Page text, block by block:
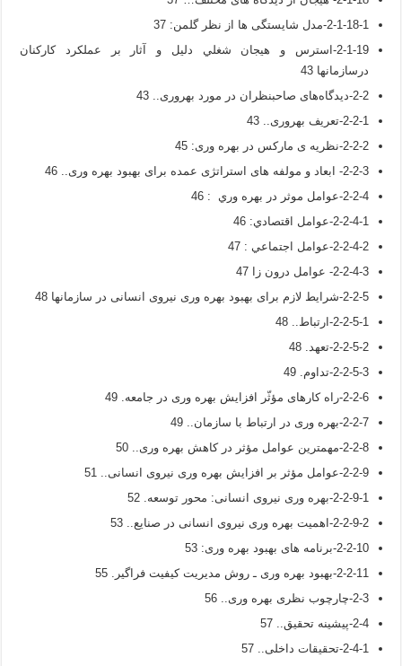
2-1-18-1-مدل شایستگی ها از نظر گلمن: 37
2-1-19-استرس و هیجان شغلي دليل و آثار بر عملكرد كاركنان
درسازمانها 43
2-2-دیدگاه‌های صاحبنظران در مورد بهروری.. 43
2-2-1-تعریف بهروری.. 43
2-2-2-نظریه ی مارکس در بهره وری: 45
2-2-3- ابعاد و مولفه های استراتژی عمده برای بهبود بهره وری.. 46
2-2-4-عوامل موثر در بهره وري : 46
2-2-4-1-عوامل اقتصادي: 46
2-2-4-2-عوامل اجتماعي : 47
2-2-4-3- عوامل درون زا 47
2-2-5-شرایط لازم برای بهبود بهره وری نیروی انسانی در سازمانها 48
2-2-5-1-ارتباط.. 48
2-2-5-2-تعهد. 48
2-2-5-3-تداوم. 49
2-2-6-راه کارهای مؤثّر افزایش بهره وری در جامعه. 49
2-2-7-بهره وری در ارتباط با سازمان.. 49
2-2-8-مهمترین عوامل مؤثر در کاهش بهره وری.. 50
2-2-9-عوامل مؤثر بر افزایش بهره وری نیروی انسانی.. 51
2-2-9-1-بهره وری نیروی انسانی: محور توسعه. 52
2-2-9-2-اهمیت بهره وری نیروی انسانی در صنایع.. 53
2-2-10-برنامه های بهبود بهره وری: 53
2-2-11-بهبود بهره وری ـ روش مدیریت کیفیت فراگیر. 55
2-3-چارچوب نظری بهره وری.. 56
2-4-پیشینه تحقیق.. 57
2-4-1-تحقیقات داخلی.. 57